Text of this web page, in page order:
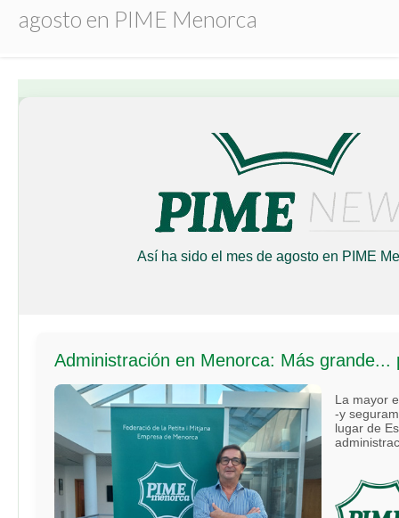
agosto en PIME Menorca